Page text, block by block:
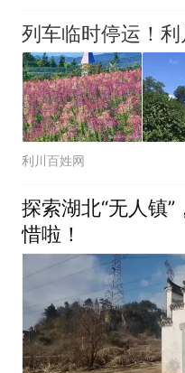
列车临时停运！利
利川百姓网
探索湖北“无人镇
惜啦！